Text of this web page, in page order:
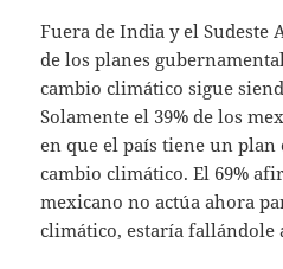
Fuera de India y el Sudeste
de los planes
cambio climático sigue
Solamente el 39% de los
en que el país tiene un
cambio climático. El 69%
mexicano no actúa ahora
climático, estaría fallándole